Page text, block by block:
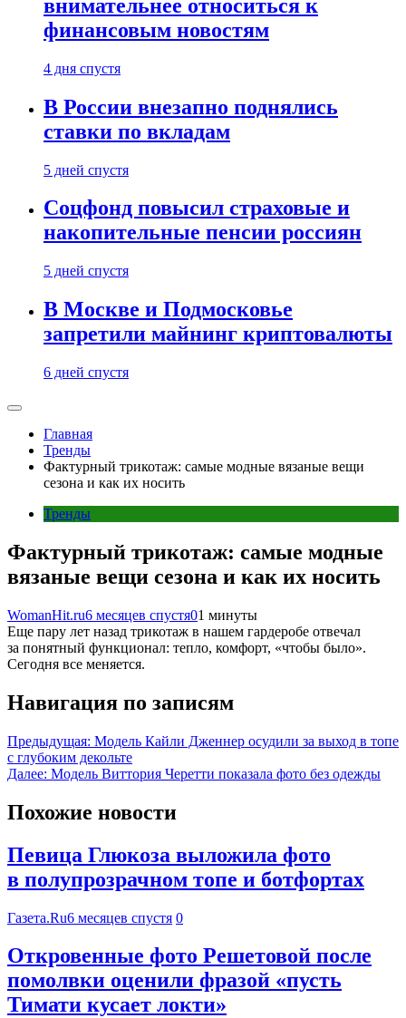
внимательнее относиться к
финансовым новостям
4 дня спустя
В России внезапно поднялись
ставки по вкладам
5 дней спустя
Соцфонд повысил страховые и
накопительные пенсии россиян
5 дней спустя
В Москве и Подмосковье
запретили майнинг криптовалюты
6 дней спустя
Главная
Тренды
Фактурный трикотаж: самые модные вязаные вещи
сезона и как их носить
Тренды
Фактурный трикотаж: самые модные
вязаные вещи сезона и как их носить
WomanHit.ru6 месяцев спустя01 минуты
Еще пару лет назад трикотаж в нашем гардеробе отвечал
за понятный функционал: тепло, комфорт, «чтобы было».
Сегодня все меняется.
Навигация по записям
Предыдущая: Модель Кайли Дженнер осудили за выход в топе
с глубоким декольте
Далее: Модель Виттория Черетти показала фото без одежды
Похожие новости
Певица Глюкоза выложила фото
в полупрозрачном топе и ботфортах
Газета.Ru6 месяцев спустя 0
Откровенные фото Решетовой после
помолвки оценили фразой «пусть
Тимати кусает локти»